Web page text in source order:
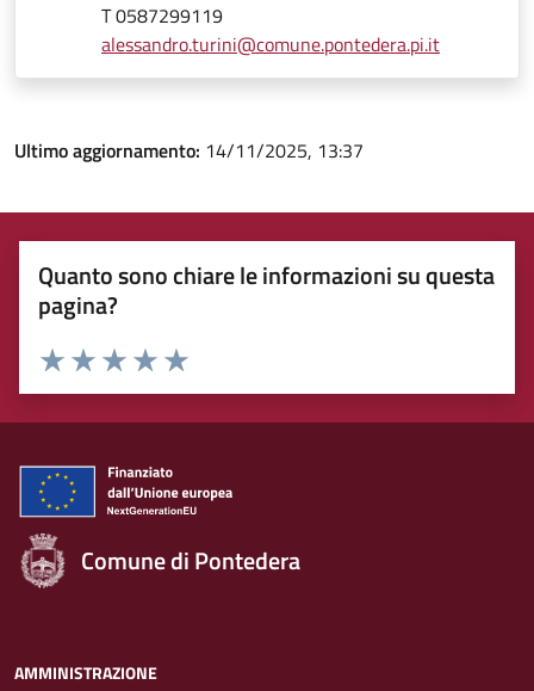
T 0587299119
alessandro.turini@comune.pontedera.pi.it
Ultimo aggiornamento: 14/11/2025, 13:37
Quanto sono chiare le informazioni su questa
pagina?
Rating:
Valuta 5 stelle su 5
Valuta 4 stelle su 5
Valuta 3 stelle su 5
Valuta 2 stelle su 5
Valuta 1 stelle su 5
Comune di Pontedera
AMMINISTRAZIONE